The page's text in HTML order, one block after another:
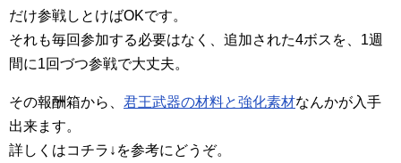
だけ参戦しとけばOKです。
それも毎回参加する必要はなく、追加された4ボスを、1週
間に1回づつ参戦で大丈夫。
その報酬箱から、 君王武器の材料と強化素材なんかが入手
出来ます。
詳しくはコチラ↓を参考にどうぞ。